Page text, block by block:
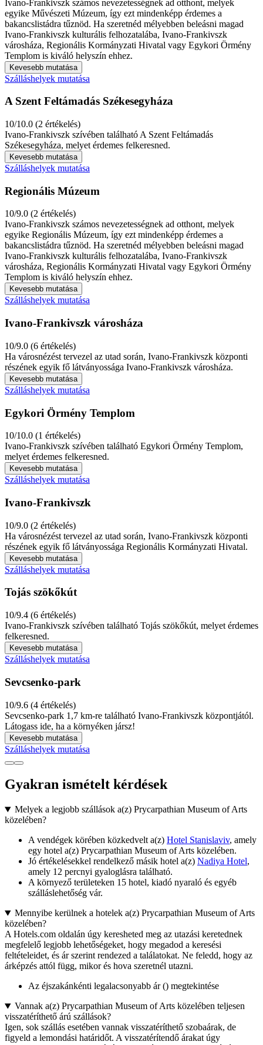
Ivano-Frankivszk számos nevezetességnek ad otthont, melyek
egyike Művészeti Múzeum, így ezt mindenképp érdemes a
bakancslistádra tűznöd. Ha szeretnéd mélyebben beleásni magad
Ivano-Frankivszk kulturális felhozatalába, Ivano-Frankivszk
városháza, Regionális Kormányzati Hivatal vagy Egykori Örmény
Templom is kiváló helyszín ehhez.
Kevesebb mutatása
Szálláshelyek mutatása
A Szent Feltámadás Székesegyháza
10/10.0 (2 értékelés)
Ivano-Frankivszk szívében található A Szent Feltámadás
Székesegyháza, melyet érdemes felkeresned.
Kevesebb mutatása
Szálláshelyek mutatása
Regionális Múzeum
10/9.0 (2 értékelés)
Ivano-Frankivszk számos nevezetességnek ad otthont, melyek
egyike Regionális Múzeum, így ezt mindenképp érdemes a
bakancslistádra tűznöd. Ha szeretnéd mélyebben beleásni magad
Ivano-Frankivszk kulturális felhozatalába, Ivano-Frankivszk
városháza, Regionális Kormányzati Hivatal vagy Egykori Örmény
Templom is kiváló helyszín ehhez.
Kevesebb mutatása
Szálláshelyek mutatása
Ivano-Frankivszk városháza
10/9.0 (6 értékelés)
Ha városnézést tervezel az utad során, Ivano-Frankivszk központi
részének egyik fő látványossága Ivano-Frankivszk városháza.
Kevesebb mutatása
Szálláshelyek mutatása
Egykori Örmény Templom
10/10.0 (1 értékelés)
Ivano-Frankivszk szívében található Egykori Örmény Templom,
melyet érdemes felkeresned.
Kevesebb mutatása
Szálláshelyek mutatása
Ivano-Frankivszk
10/9.0 (2 értékelés)
Ha városnézést tervezel az utad során, Ivano-Frankivszk központi
részének egyik fő látványossága Regionális Kormányzati Hivatal.
Kevesebb mutatása
Szálláshelyek mutatása
Tojás szökőkút
10/9.4 (6 értékelés)
Ivano-Frankivszk szívében található Tojás szökőkút, melyet érdemes
felkeresned.
Kevesebb mutatása
Szálláshelyek mutatása
Sevcsenko-park
10/9.6 (4 értékelés)
Sevcsenko-park 1,7 km-re található Ivano-Frankivszk központjától.
Látogass ide, ha a környéken jársz!
Kevesebb mutatása
Szálláshelyek mutatása
Gyakran ismételt kérdések
Melyek a legjobb szállások a(z) Prycarpathian Museum of Arts
közelében?
A vendégek körében közkedvelt a(z) Hotel Stanislaviv, amely
egy hotel a(z) Prycarpathian Museum of Arts közelében.
Jó értékelésekkel rendelkező másik hotel a(z) Nadiya Hotel,
amely 12 percnyi gyaloglásra található.
A környező területeken 15 hotel, kiadó nyaraló és egyéb
szálláslehetőség vár.
Mennyibe kerülnek a hotelek a(z) Prycarpathian Museum of Arts
közelében?
A Hotels.com oldalán úgy keresheted meg az utazási keretednek
megfelelő legjobb lehetőségeket, hogy megadod a keresési
feltételeidet, és ár szerint rendezed a találatokat. Ne feledd, hogy az
árképzés attól függ, mikor és hova szeretnél utazni.
Az éjszakánkénti legalacsonyabb ár () megtekintése
Vannak a(z) Prycarpathian Museum of Arts közelében teljesen
visszatéríthető árú szállások?
Igen, sok szállás esetében vannak visszatéríthető szobaárak, de
figyeld a lemondási határidőt. A visszatérítendő árakat úgy